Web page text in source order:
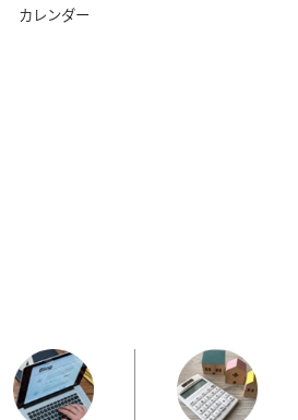
カレンダー